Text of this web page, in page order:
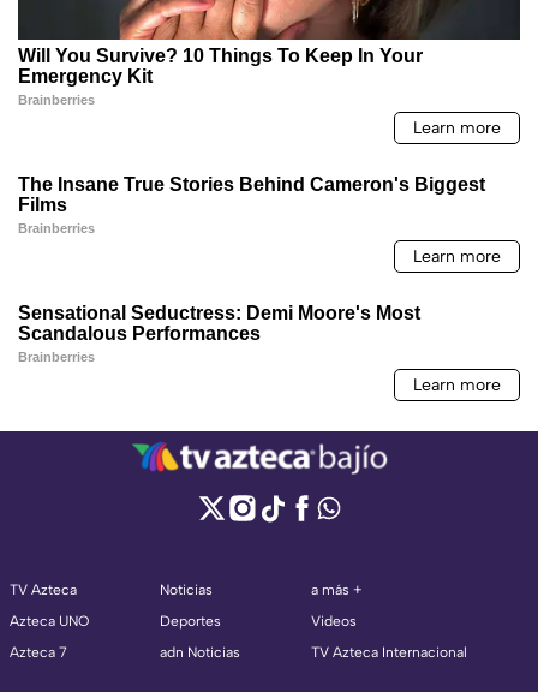
TV Azteca
Azteca UNO
Azteca 7
Noticias
Deportes
adn Noticias
a más +
Videos
TV Azteca Internacional